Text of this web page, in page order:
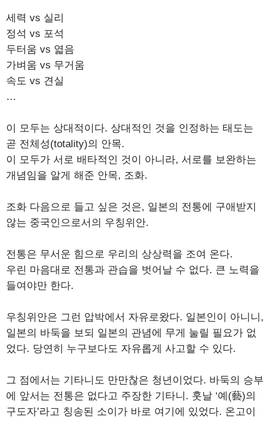
세력 vs 실리
정석 vs 포석
두터움 vs 엷음
가벼움 vs 무거움
속도 vs 견실
…
이 모두는 상대적이다. 상대적인 것을 인정하는 태도는
곧 전체성(totality)의 안목.
이 모두가 서로 배타적인 것이 아니라, 서로를 보완하는
개념임을 알게 해준 안목, 조화.
조화 다음으로 들고 싶은 것은, 일본의 전통에 구애받지
않는 중국인으로서의 우칭위안.
전통은 무서운 힘으로 우리의 상상력을 조여 온다.
우린 마음대로 전통과 관습을 벗어날 수 없다. 큰 노력을
들여야만 한다.
우칭위안은 그런 압박에서 자유로왔다. 일본인이 아니니,
일본의 바둑을 보되 일본의 관념에 무게 눌릴 필요가 없
었다. 당연히 누구보다도 자유롭게 사고할 수 있다.
그 점에서는 기타니도 만만찮은 청년이었다. 바둑의 승부
에 앞서는 전통은 없다고 주장한 기타니. 훗날 ‘예(藝)의
구도자’라고 칭송된 소이가 바로 여기에 있었다. 온고이